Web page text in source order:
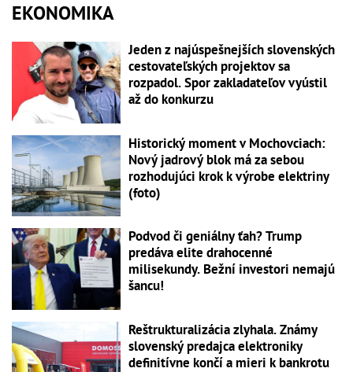
EKONOMIKA
Jeden z najúspešnejších slovenských
cestovateľských projektov sa
rozpadol. Spor zakladateľov vyústil
až do konkurzu
Historický moment v Mochovciach:
Nový jadrový blok má za sebou
rozhodujúci krok k výrobe elektriny
(foto)
Podvod či geniálny ťah? Trump
predáva elite drahocenné
milisekundy. Bežní investori nemajú
šancu!
Reštrukturalizácia zlyhala. Známy
slovenský predajca elektroniky
definitívne končí a mieri k bankrotu